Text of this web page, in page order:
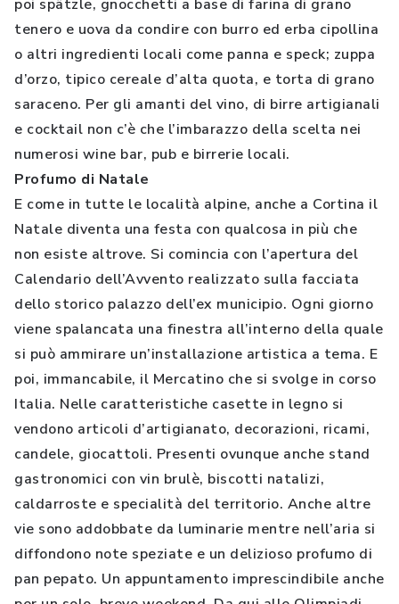
poi spätzle, gnocchetti a base di farina di grano
tenero e uova da condire con burro ed erba cipollina
o altri ingredienti locali come panna e speck; zuppa
d’orzo, tipico cereale d’alta quota, e torta di grano
saraceno. Per gli amanti del vino, di birre artigianali
e cocktail non c’è che l’imbarazzo della scelta nei
numerosi wine bar, pub e birrerie locali.
Profumo di Natale
E come in tutte le località alpine, anche a Cortina il
Natale diventa una festa con qualcosa in più che
non esiste altrove. Si comincia con l’apertura del
Calendario dell’Avvento realizzato sulla facciata
dello storico palazzo dell’ex municipio. Ogni giorno
viene spalancata una finestra all’interno della quale
si può ammirare un’installazione artistica a tema. E
poi, immancabile, il Mercatino che si svolge in corso
Italia. Nelle caratteristiche casette in legno si
vendono articoli d’artigianato, decorazioni, ricami,
candele, giocattoli. Presenti ovunque anche stand
gastronomici con vin brulè, biscotti natalizi,
caldarroste e specialità del territorio. Anche altre
vie sono addobbate da luminarie mentre nell’aria si
diffondono note speziate e un delizioso profumo di
pan pepato. Un appuntamento imprescindibile anche